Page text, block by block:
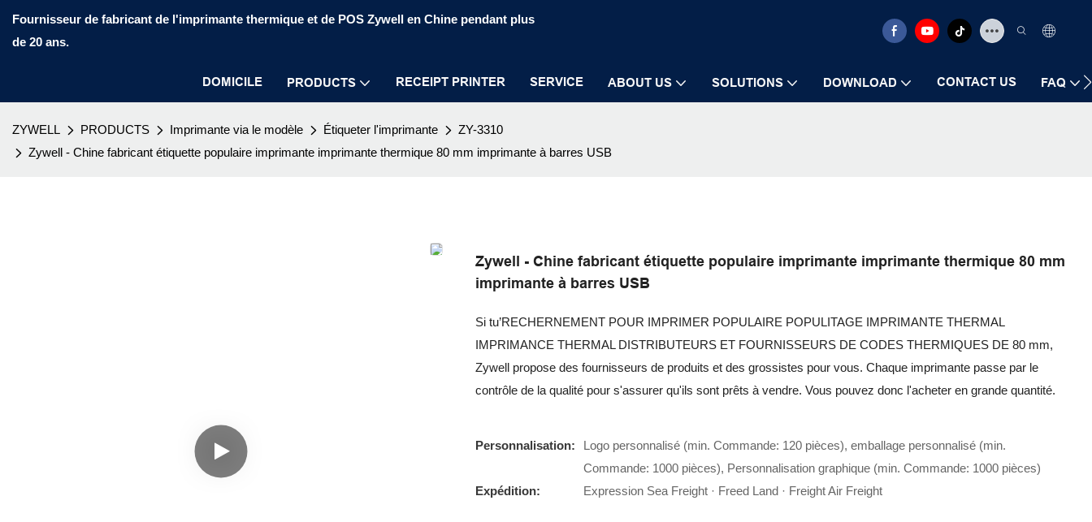
Fournisseur de fabricant de l'imprimante thermique et de POS Zywell en Chine pendant plus
de 20 ans.
DOMICILE PRODUCTS RECEIPT PRINTER SERVICE ABOUT US SOLUTIONS DOWNLOAD CONTACT US FAQ
ZYWELL PRODUCTS Imprimante via le modèle Étiqueter l'imprimante
ZY-3310
Zywell - Chine fabricant étiquette populaire imprimante imprimante thermique 80 mm imprimante à barres USB
Zywell - Chine fabricant étiquette populaire imprimante imprimante thermique 80 mm
imprimante à barres USB
Si tu’RECHERNEMENT POUR IMPRIMER POPULAIRE POPULITAGE IMPRIMANTE THERMAL
IMPRIMANCE THERMAL DISTRIBUTEURS ET FOURNISSEURS DE CODES THERMIQUES DE 80 mm,
Zywell propose des fournisseurs de produits et des grossistes pour vous. Chaque imprimante passe par le
contrôle de la qualité pour s'assurer qu'ils sont prêts à vendre. Vous pouvez donc l'acheter en grande quantité.
Personnalisation:
Logo personnalisé (min. Commande: 120 pièces), emballage personnalisé (min.
Commande: 1000 pièces), Personnalisation graphique (min. Commande: 1000 pièces)
Expédition:
Expression Sea Freight · Freed Land · Freight Air Freight